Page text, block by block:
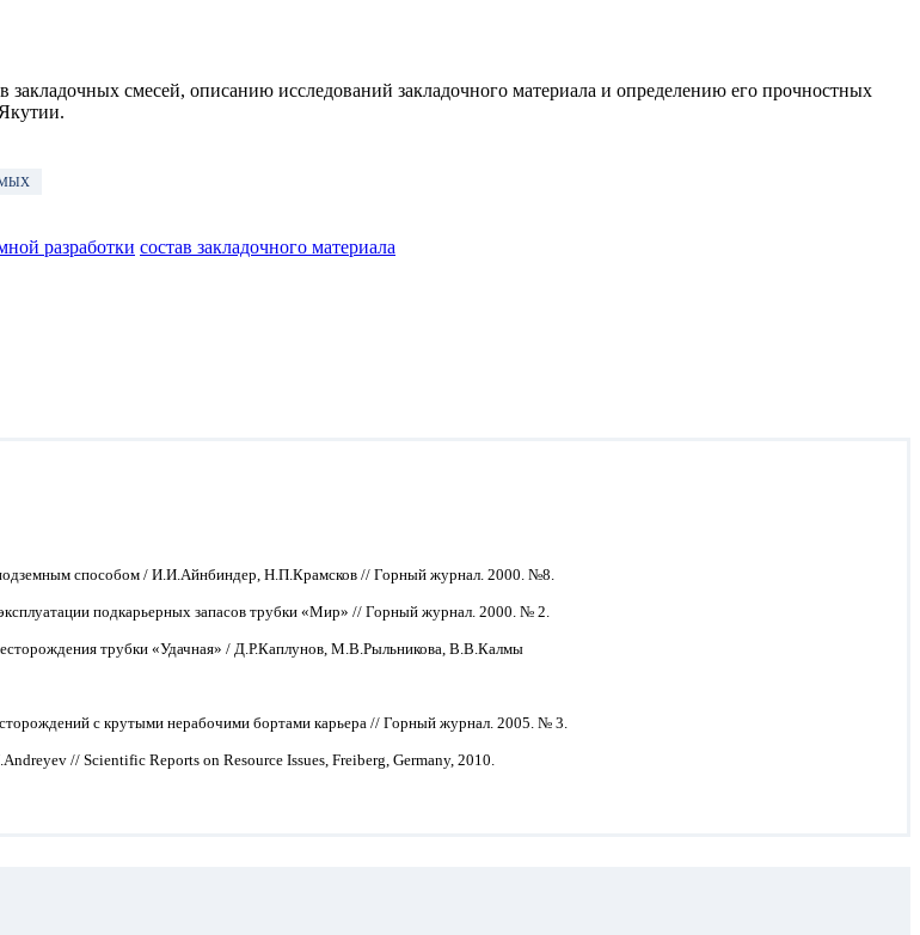
смесей, описанию исследований закладочного материала и определению его прочностных
разработки состав закладочного материала
способом / И.И.Айнбиндер, Н.П.Крамсков // Горный журнал. 2000. №8.
подкарьерных запасов трубки «Мир» // Горный журнал. 2000. № 2.
трубки «Удачная» / Д.Р.Каплунов, М.В.Рыльникова, В.В.Калмы
с крутыми нерабочими бортами карьера // Горный журнал. 2005. № 3.
// Scientific Reports on Resource Issues, Freiberg, Germany, 2010.